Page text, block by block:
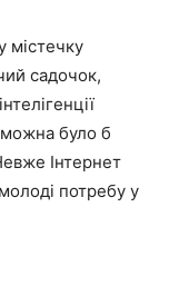
містечку
садочок,
можна було б
Інтернет
молоді потребу у